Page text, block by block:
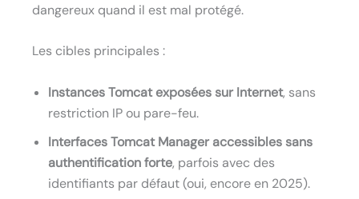
dangereux quand il est mal protégé.
Les cibles principales :
Instances Tomcat exposées sur Internet, sans
restriction IP ou pare-feu.
Interfaces Tomcat Manager accessibles sans
authentification forte, parfois avec des
identifiants par défaut (oui, encore en 2025).